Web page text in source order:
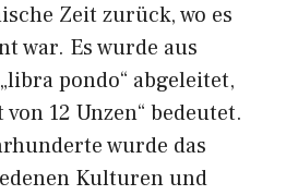
Zeit zurück, wo es
war. Es wurde aus
pondo“ abgeleitet,
12 Unzen“ bedeutet.
wurde das
Kulturen und